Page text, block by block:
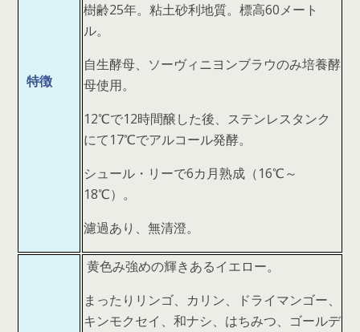
特徴
樹齢25年。粘土砂利地質。標高60メート
ル。
自生酵母、ソーヴィニヨンブラウのみ培養酵
母使用。
12℃で12時間醸した後、ステンレスタンク
にて17℃でアルコール発酵。
シュール・リーで6カ月熟成（16℃～
18℃）。
濾過あり、無清澄。
黄色み強めの輝きあるイエロー。
まったりリンゴ、カリン、ドライマンゴー、
キンモクセイ、和ナシ、はちみつ、ゴールデ